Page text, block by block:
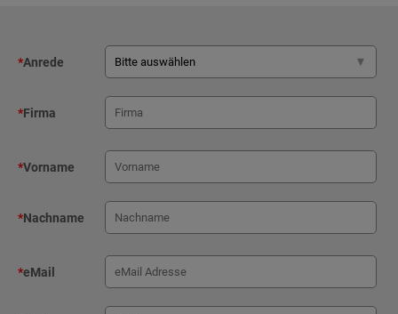
*Anrede
*Firma
*Vorname
*Nachname
*eMail